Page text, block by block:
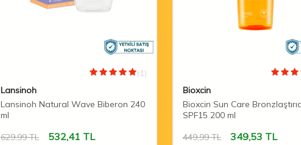
(1)
Lansinoh
Lansinoh Natural Wave Biberon 240
ml
629,99TL 532,41 TL
Bioxcin
Bioxcin Sun Care
SPF15 200 ml
449,99TL 349,53 TL